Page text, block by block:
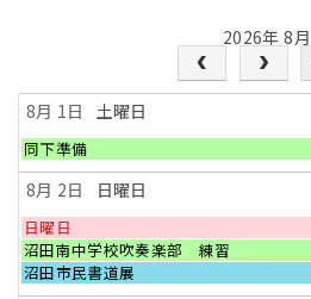
2026年 8月
土曜日
8月 1
土
曜
日,
8
月
1st
2026
同下準備
日曜日
8月 2
日
曜
日,
8
日曜日
日
曜
日,
沼田南中学校吹奏楽部 練習
日
曜
沼田市民書道展